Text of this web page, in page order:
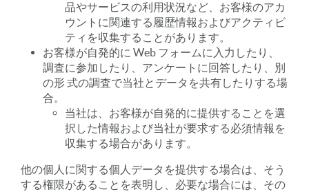
品やサービスの利用状況など、お客様のアカ
ウントに関連する履歴情報およびアクティビ
ティを収集することがあります。
お客様が自発的に Web フォームに入力したり、
調査に参加したり、アンケートに回答したり、別
の形 式の調査で当社とデータを共有したりする場
合。
当社は、お客様が自発的に提供することを選
択した情報および当社が要求する必須情報を
収集する場合があります。
他の個人に関する個人データを提供する場合は、そう
する権限があることを表明し、必要な場合には、その